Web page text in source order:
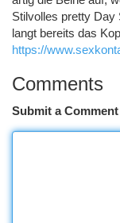
Stilvolles pretty Day
langt bereits das
https://
Comments
Submit a Comment